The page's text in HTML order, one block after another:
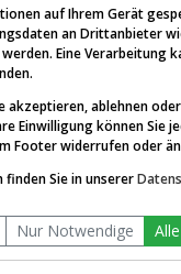
auf Ihrem Gerät
an Drittanbieter
Eine Verarbeitung
akzeptieren, ablehnen
Einwilligung können Sie
Footer widerrufen oder
Sie in unserer
Nur Notwendige